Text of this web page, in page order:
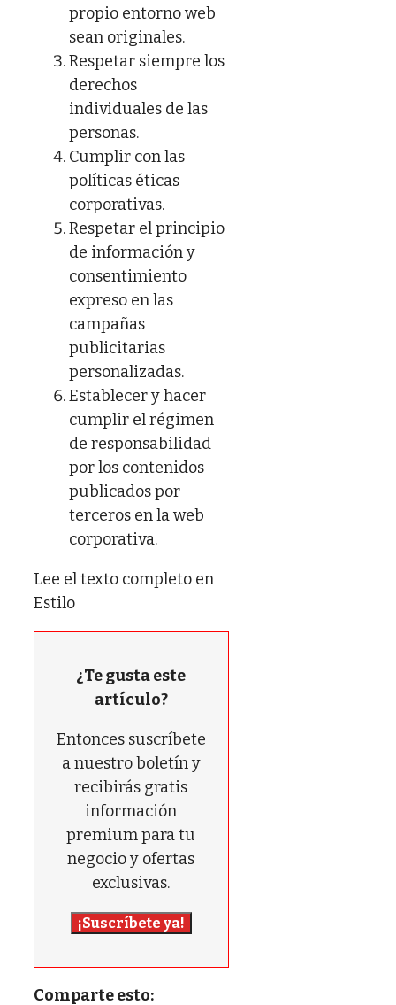
propio entorno web
sean originales.
Respetar siempre los
derechos
individuales de las
personas.
Cumplir con las
políticas éticas
corporativas.
Respetar el principio
de información y
consentimiento
expreso en las
campañas
publicitarias
personalizadas.
Establecer y hacer
cumplir el régimen
de responsabilidad
por los contenidos
publicados por
terceros en la web
corporativa.
Lee el texto completo en
Estilo
¿Te gusta este
artículo?
Entonces suscríbete
a nuestro boletín y
recibirás gratis
información
premium para tu
negocio y ofertas
exclusivas.
¡Suscríbete ya!
Comparte esto: